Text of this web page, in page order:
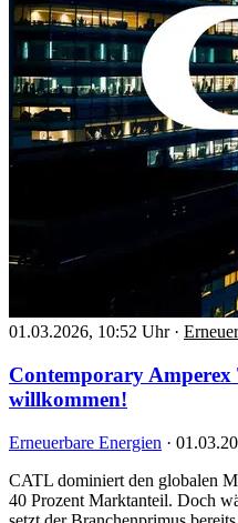
01.03.2026, 10:52 Uhr ·
Contemporary
willkommen!
Erneuerbare Energien ·
CATL dominiert den globalen
40 Prozent Marktanteil. Doch